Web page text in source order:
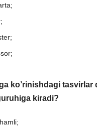
ko’rinishdagi tasvirlar
kiradi?